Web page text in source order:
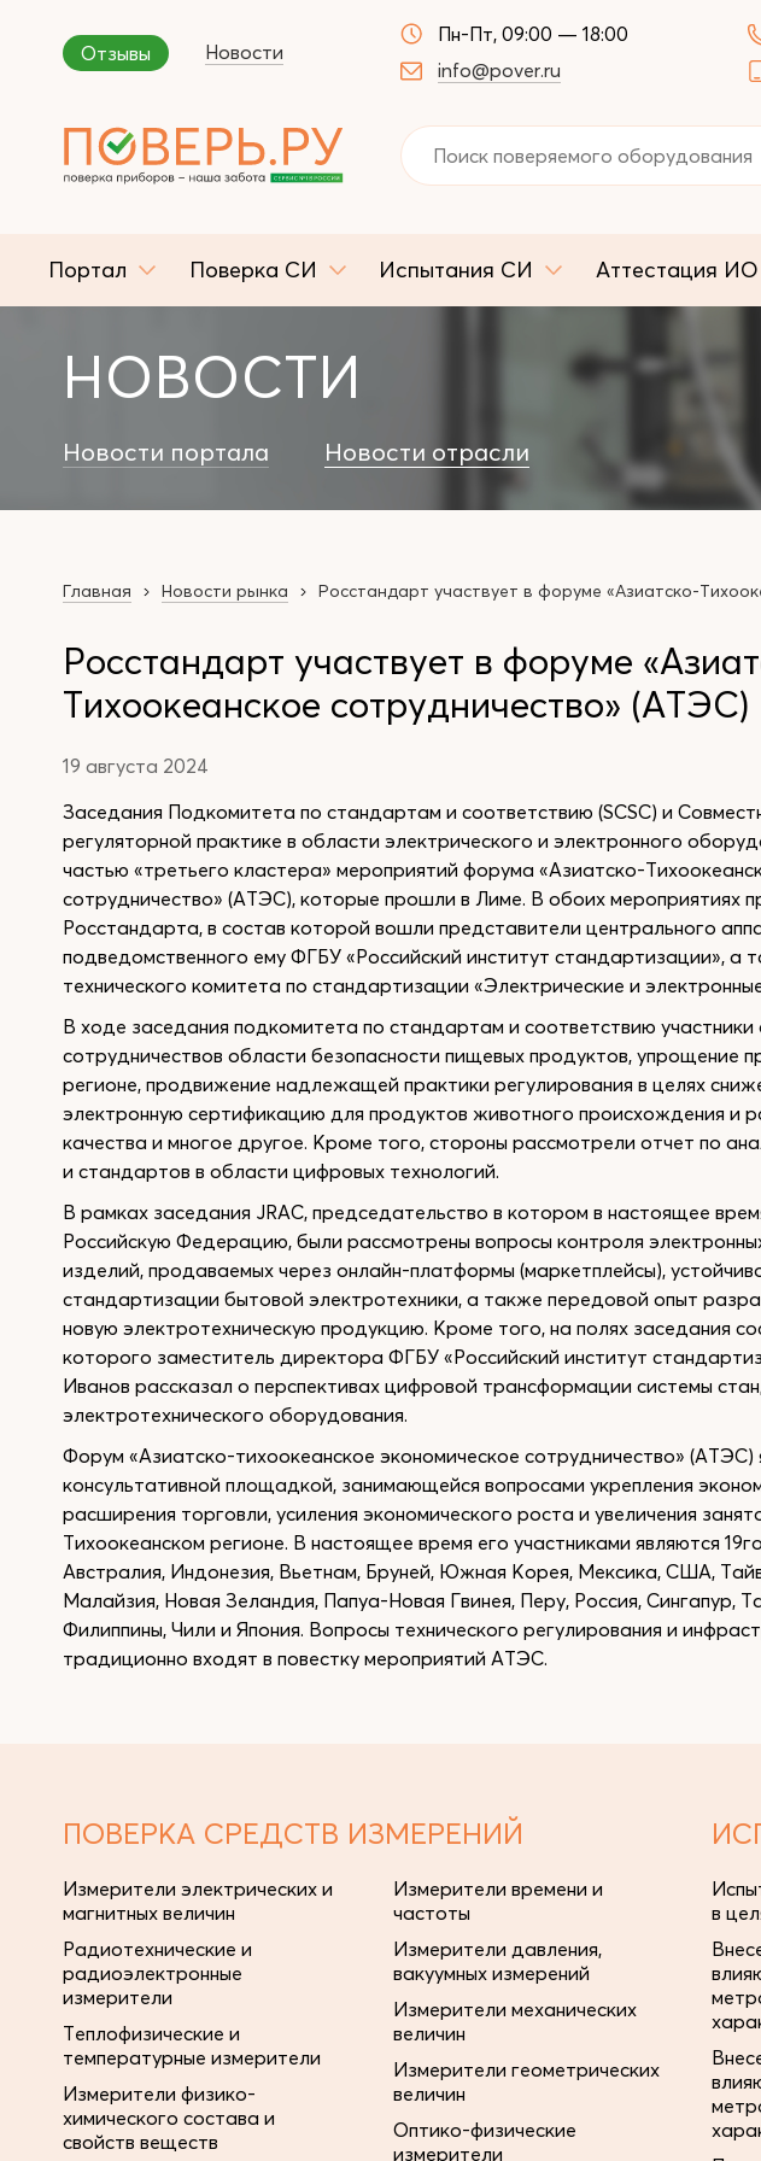
Отзывы Новости
Пн-Пт, 09:00 — 18:00
info@pover.ru
Портал Поверка СИ Испытания СИ Аттестация ИО
НОВОСТИ
Новости портала Новости отрасли
Главная Новости рынка Росстандарт участвует в форуме «Азиатско-
Росстандарт участвует в форуме
Тихоокеанское сотрудничество» (АТЭС)
19 августа 2024
Заседания Подкомитета по стандартам и соответствию (SCSC) и
регуляторной практике в области электрического и электронного
частью «третьего кластера» мероприятий форума «Азиатско-
сотрудничество» (АТЭС), которые прошли в Лиме. В обоих мероприятиях
Росстандарта, в состав которой вошли представители центрального
подведомственного ему ФГБУ «Российский институт стандартизации», а
технического комитета по стандартизации «Электрические и
В ходе заседания подкомитета по стандартам и соответствию участники
сотрудничествов области безопасности пищевых продуктов, упрощение
регионе, продвижение надлежащей практики регулирования в целях
электронную сертификацию для продуктов животного происхождения и
качества и многое другое. Кроме того, стороны рассмотрели отчет по
и стандартов в области цифровых технологий.
В рамках заседания JRAC, председательство в котором в настоящее
Российскую Федерацию, были рассмотрены вопросы контроля
изделий, продаваемых через онлайн-платформы (маркетплейсы),
стандартизации бытовой электротехники, а также передовой опыт
новую электротехническую продукцию. Кроме того, на полях заседания
которого заместитель директора ФГБУ «Российский институт
Иванов рассказал о перспективах цифровой трансформации системы
электротехнического оборудования.
Форум «Азиатско-тихоокеанское экономическое сотрудничество»
консультативной площадкой, занимающейся вопросами укрепления
расширения торговли, усиления экономического роста и увеличения
Тихоокеанском регионе. В настоящее время его участниками являются
Австралия, Индонезия, Вьетнам, Бруней, Южная Корея, Мексика, США,
Малайзия, Новая Зеландия, Папуа-Новая Гвинея, Перу, Россия, Сингапур,
Филиппины, Чили и Япония. Вопросы технического регулирования и
традиционно входят в повестку мероприятий АТЭС.
ПОВЕРКА СРЕДСТВ ИЗМЕРЕНИЙ
Измерители электрических и
магнитных величин
Радиотехнические и
радиоэлектронные
измерители
Теплофизические и
температурные измерители
Измерители физико-
химического состава и
свойств веществ
Измерители времени и
частоты
Измерители давления,
вакуумных измерений
Измерители механических
величин
Измерители геометрических
величин
Оптико-физические
измерители
в